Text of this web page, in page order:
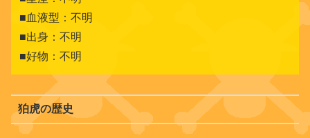
■血液型：不明
■出身：不明
■好物：不明
狛虎の歴史